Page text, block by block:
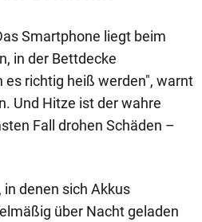
Smartphone liegt beim
in der Bettdecke
es richtig heiß werden", warnt
Und Hitze ist der wahre
Fall drohen Schäden –
in denen sich Akkus
über Nacht geladen